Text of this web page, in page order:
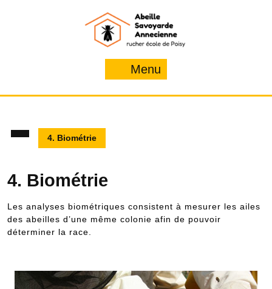
Menu
4. Biométrie
4. Biométrie
Les analyses biométriques consistent à mesurer les ailes
des abeilles d’une même colonie afin de pouvoir
déterminer la race.